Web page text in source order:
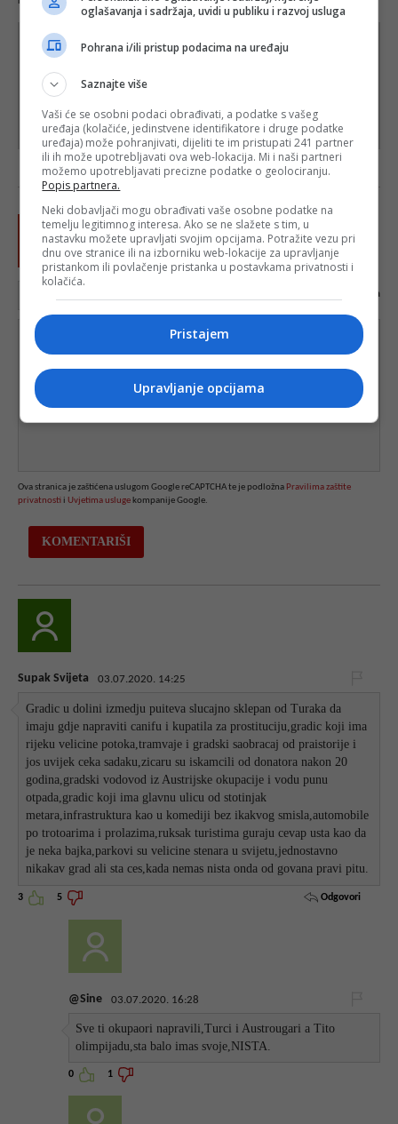
karaktera
Ova stranica je zaštićena uslugom Google reCAPTCHA te je podložna Pravilima zaštite
privatnosti i Uvjetima usluge kompanije Google.
Supak Svijeta 03.07.2020. 14:25
Gradic u dolini izmedju puiteva slucajno sklepan od Turaka da
imaju gdje napraviti canifu i kupatila za prostituciju,gradic koji ima
rijeku velicine potoka,tramvaje i gradski saobracaj od praistorije i
jos uvijek ceka sadaku,zicaru su iskamcili od donatora nakon 20
godina,gradski vodovod iz Austrijske okupacije i vodu punu
otpada,gradic koji ima glavnu ulicu od stotinjak
metara,infrastruktura kao u komediji bez ikakvog smisla,automobile
po trotoarima i prolazima,ruksak turistima guraju cevap usta kao da
je neka bajka,parkovi su velicine stenara u svijetu,jednostavno
nikakav grad ali sta ces,kada nemas nista onda od govana pravi pitu.
3 5 Odgovori
@Sine 03.07.2020. 16:28
Sve ti okupaori napravili,Turci i Austrougari a Tito
olimpijadu,sta balo imas svoje,NISTA.
0 1
oglašavanja i sadržaja, uvidi u publiku i razvoj usluga
Pohrana i/ili pristup podacima na uređaju
Saznajte više
Vaši će se osobni podaci obrađivati, a podatke s vašeg
uređaja (kolačiće, jedinstvene identifikatore i druge podatke
uređaja) može pohranjivati, dijeliti te im pristupati 241 partner
ili ih može upotrebljavati ova web-lokacija. Mi i naši partneri
možemo upotrebljavati precizne podatke o geolociranju.
Popis partnera.
Neki dobavljači mogu obrađivati vaše osobne podatke na
temelju legitimnog interesa. Ako se ne slažete s tim, u
nastavku možete upravljati svojim opcijama. Potražite vezu pri
dnu ove stranice ili na izborniku web-lokacije za upravljanje
pristankom ili povlačenje pristanka u postavkama privatnosti i
kolačića.
Pristajem
Upravljanje opcijama